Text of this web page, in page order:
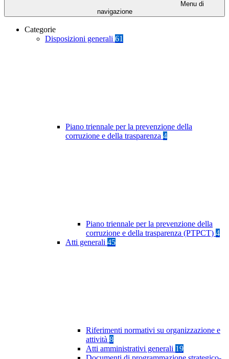
Menu di
navigazione
Categorie
Disposizioni generali 61
Piano triennale per la prevenzione della
corruzione e della trasparenza 4
Piano triennale per la prevenzione della
corruzione e della trasparenza (PTPCT) 4
Atti generali 45
Riferimenti normativi su organizzazione e
attività 8
Atti amministrativi generali 19